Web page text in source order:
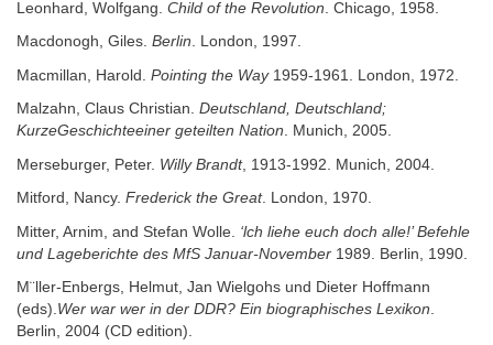
Leonhard, Wolfgang. Child of the Revolution . Chicago, 1958.
Macdonogh, Giles. Berlin. London, 1997.
Macmillan, Harold. Pointing the Way1959-1961. London, 1972.
Malzahn, Claus Christian. Deutschland, Deutschland;
KurzeGeschichteeiner geteilten Nation. Munich, 2005.
Merseburger, Peter. Willy Brandt, 1913-1992. Munich, 2004.
Mitford, Nancy. Frederick the Great. London, 1970.
Mitter, Arnim, and Stefan Wolle. ‘lch liehe euch doch alle!’ Befehle
und Lageberichte des MfS Januar-November 1989. Berlin, 1990.
M¨ller-Enbergs, Helmut, Jan Wielgohs und Dieter Hoffmann
(eds).Wer war wer in der DDR? Ein biographisches Lexikon.
Berlin, 2004 (CD edition).